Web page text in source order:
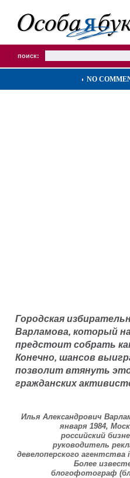
поиск:
NO
Городская
Варламова, который
предстоит собрать
Конечно, шансов
позволит втянуть
гражданских
Илья Александрович
января 1984,
российский
руководитель
девелоперского агентства
Более
блогофотограф